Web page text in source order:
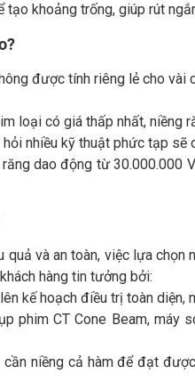
khoảng trống, giúp rút
được tính riêng lẻ cho
loại có giá thấp nhất, niềng
nhiều kỹ thuật phức tạp sẽ
dao động từ
và an toàn, việc lựa chọn
hàng tin tưởng bởi:
kế hoạch điều trị toàn diện,
phim CT Cone Beam, máy
niềng cả hàm để đạt